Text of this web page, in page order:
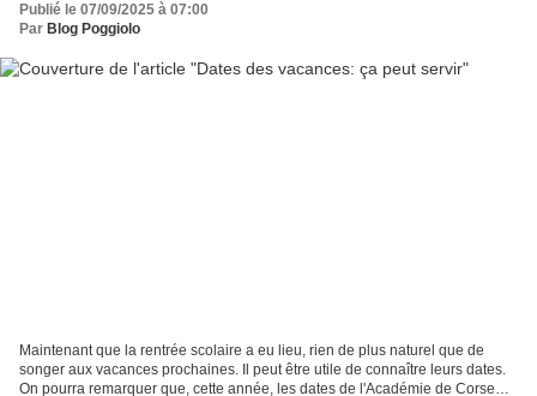
Publié le 07/09/2025 à 07:00
Par Blog Poggiolo
Maintenant que la rentrée scolaire a eu lieu, rien de plus naturel que de
songer aux vacances prochaines. Il peut être utile de connaître leurs dates.
On pourra remarquer que, cette année, les dates de l'Académie de Corse